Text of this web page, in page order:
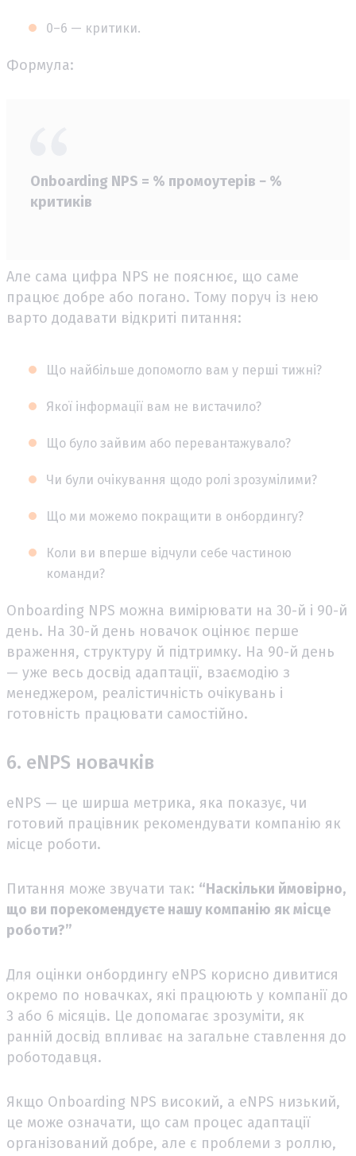
0–6 — критики.
Формула:
Onboarding NPS = % промоутерів − %
критиків
Але сама цифра NPS не пояснює, що саме
працює добре або погано. Тому поруч із нею
варто додавати відкриті питання:
Що найбільше допомогло вам у перші тижні?
Якої інформації вам не вистачило?
Що було зайвим або перевантажувало?
Чи були очікування щодо ролі зрозумілими?
Що ми можемо покращити в онбордингу?
Коли ви вперше відчули себе частиною
команди?
Onboarding NPS можна вимірювати на 30-й і 90-й
день. На 30-й день новачок оцінює перше
враження, структуру й підтримку. На 90-й день
— уже весь досвід адаптації, взаємодію з
менеджером, реалістичність очікувань і
готовність працювати самостійно.
6. eNPS новачків
eNPS — це ширша метрика, яка показує, чи
готовий працівник рекомендувати компанію як
місце роботи.
Питання може звучати так: “Наскільки ймовірно,
що ви порекомендуєте нашу компанію як місце
роботи?”
Для оцінки онбордингу eNPS корисно дивитися
окремо по новачках, які працюють у компанії до
3 або 6 місяців. Це допомагає зрозуміти, як
ранній досвід впливає на загальне ставлення до
роботодавця.
Якщо Onboarding NPS високий, а eNPS низький,
це може означати, що сам процес адаптації
організований добре, але є проблеми з роллю,